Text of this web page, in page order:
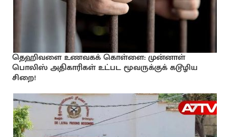
தெஹிவளை உணவகக் கொள்ளை: முன்னாள்
பொலிஸ் அதிகாரிகள் உட்பட மூவருக்குக் கடூழிய
சிறை!